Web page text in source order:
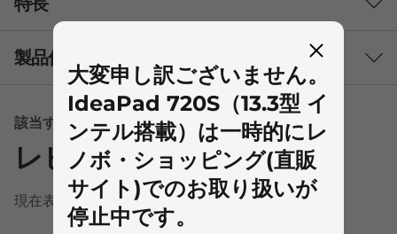
製品仕様
パフォーマンス
プロセッサー
最大 インテル® Core™ i7 プロセッサー
初期導入OS
該当する情報はありません
レビュー
現在表示できる情報はありません
大変申し訳ございません。
IdeaPad 720S（13.3型 イ
ンテル搭載）は一時的にレ
ノボ・ショッピング(直販
サイト)でのお取り扱いが
停止中です。